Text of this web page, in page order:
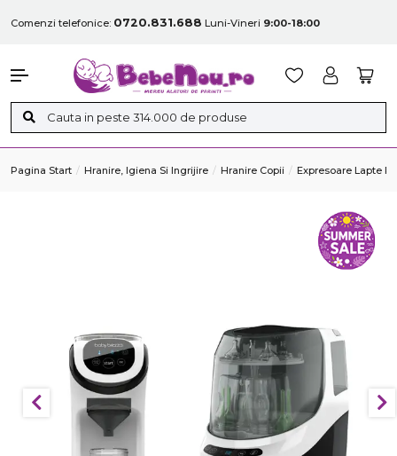
Comenzi telefonice: 0720.831.688 Luni-Vineri 9:00-18:00
Pagina Start Hranire, Igiena Si Ingrijire Hranire Copii Expresoare Lapte